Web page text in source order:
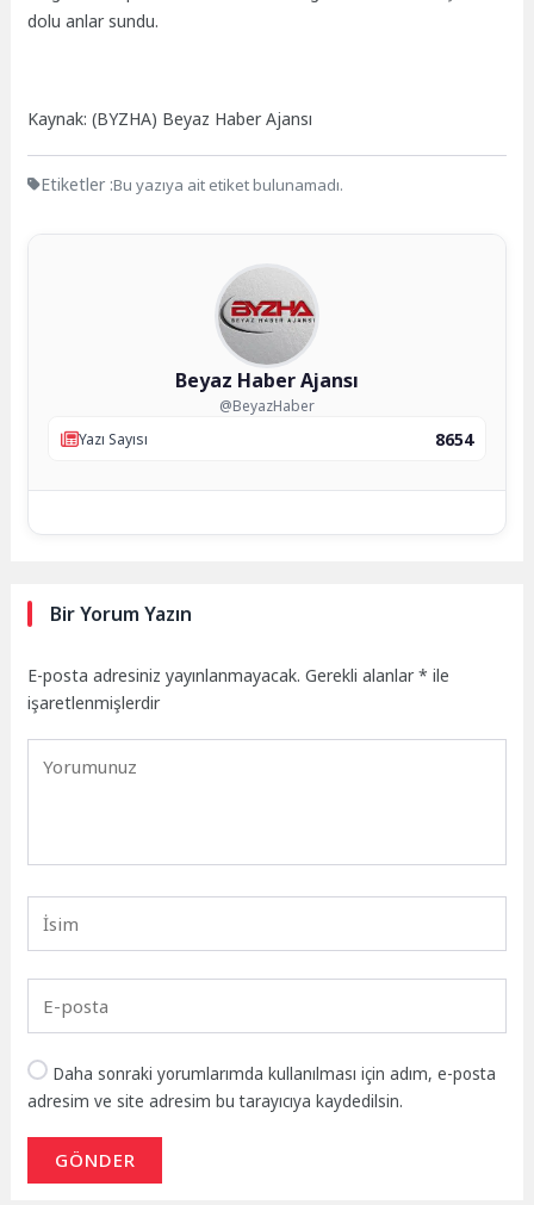
dolu anlar sundu.
Kaynak: (BYZHA) Beyaz Haber Ajansı
Etiketler :Bu yazıya ait etiket bulunamadı.
Beyaz Haber Ajansı
@BeyazHaber
Yazı Sayısı
8654
Bir Yorum Yazın
E-posta adresiniz yayınlanmayacak. Gerekli alanlar* ile
işaretlenmişlerdir
Daha sonraki yorumlarımda kullanılması için adım, e-posta
adresim ve site adresim bu tarayıcıya kaydedilsin.
GÖNDER